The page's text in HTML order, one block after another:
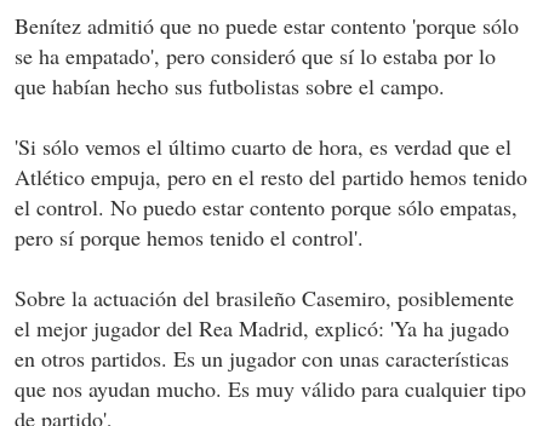
Benítez admitió que no puede estar contento 'porque sólo
se ha empatado', pero consideró que sí lo estaba por lo
que habían hecho sus futbolistas sobre el campo.
'Si sólo vemos el último cuarto de hora, es verdad que el
Atlético empuja, pero en el resto del partido hemos tenido
el control. No puedo estar contento porque sólo empatas,
pero sí porque hemos tenido el control'.
Sobre la actuación del brasileño Casemiro, posiblemente
el mejor jugador del Rea Madrid, explicó: 'Ya ha jugado
en otros partidos. Es un jugador con unas características
que nos ayudan mucho. Es muy válido para cualquier tipo
de partido',